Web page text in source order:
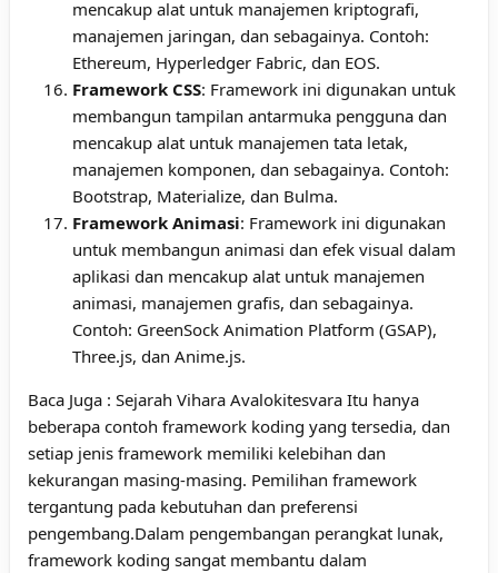
mencakup alat untuk manajemen kriptografi,
manajemen jaringan, dan sebagainya. Contoh:
Ethereum, Hyperledger Fabric, dan EOS.
Framework CSS: Framework ini digunakan untuk
membangun tampilan antarmuka pengguna dan
mencakup alat untuk manajemen tata letak,
manajemen komponen, dan sebagainya. Contoh:
Bootstrap, Materialize, dan Bulma.
Framework Animasi: Framework ini digunakan
untuk membangun animasi dan efek visual dalam
aplikasi dan mencakup alat untuk manajemen
animasi, manajemen grafis, dan sebagainya.
Contoh: GreenSock Animation Platform (GSAP),
Three.js, dan Anime.js.
Baca Juga : Sejarah Vihara Avalokitesvara Itu hanya
beberapa contoh framework koding yang tersedia, dan
setiap jenis framework memiliki kelebihan dan
kekurangan masing-masing. Pemilihan framework
tergantung pada kebutuhan dan preferensi
pengembang.Dalam pengembangan perangkat lunak,
framework koding sangat membantu dalam